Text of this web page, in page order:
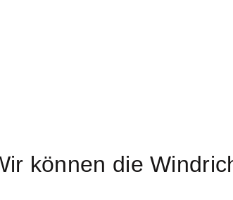
können die